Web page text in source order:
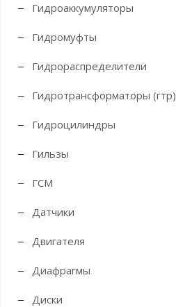
Гидроаккумуляторы
Гидромуфты
Гидрораспределители
Гидротрансформаторы (гтр)
Гидроцилиндры
Гильзы
ГСМ
Датчики
Двигателя
Диафрагмы
Диски